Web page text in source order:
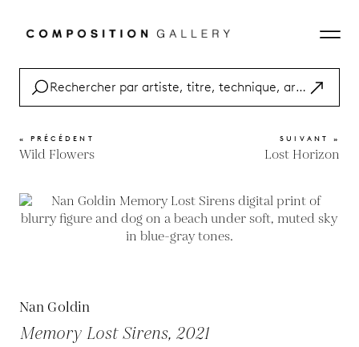
« PRÉCÉDENT
Wild Flowers
SUIVANT »
Lost Horizon
Nan Goldin
Memory Lost Sirens, 2021